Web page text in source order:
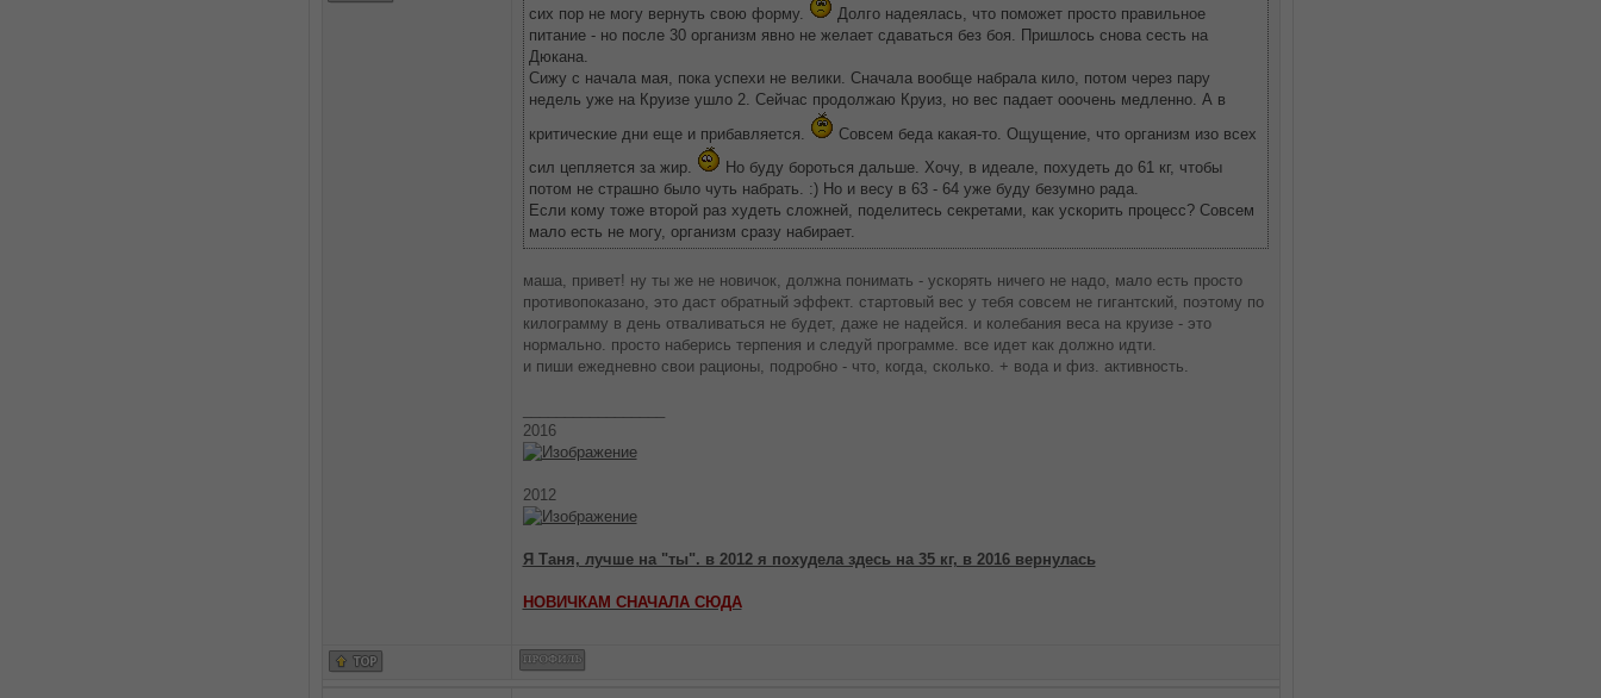
сих пор не могу вернуть свою форму.
Долго надеялась, что поможет просто правильное
питание - но после 30 организм явно не желает сдаваться без боя. Пришлось снова сесть на
Дюкана.
Сижу с начала мая, пока успехи не велики. Сначала вообще набрала кило, потом через пару
недель уже на Круизе ушло 2. Сейчас продолжаю Круиз, но вес падает ооочень медленно. А в
критические дни еще и прибавляется.
Совсем беда какая-то. Ощущение, что организм изо всех
сил цепляется за жир.
Но буду бороться дальше. Хочу, в идеале, похудеть до 61 кг, чтобы
потом не страшно было чуть набрать. :) Но и весу в 63 - 64 уже буду безумно рада.
Если кому тоже второй раз худеть сложней, поделитесь секретами, как ускорить процесс? Совсем
мало есть не могу, организм сразу набирает.
маша, привет! ну ты же не новичок, должна понимать - ускорять ничего не надо, мало есть просто
противопоказано, это даст обратный эффект. стартовый вес у тебя совсем не гигантский, поэтому по
килограмму в день отваливаться не будет, даже не надейся. и колебания веса на круизе - это
нормально. просто наберись терпения и следуй программе. все идет как должно идти.
и пиши ежедневно свои рационы, подробно - что, когда, сколько. + вода и физ. активность.
2016
2012
Я Таня, лучше на "ты". в 2012 я похудела здесь на 35 кг, в 2016 вернулась
НОВИЧКАМ СНАЧАЛА СЮДА